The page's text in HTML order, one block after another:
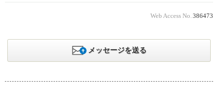
Web Access No. 386473
メッセージを送る